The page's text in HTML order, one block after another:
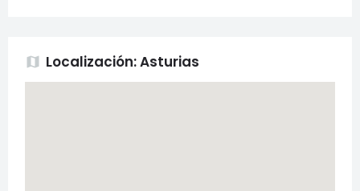
map Localización: Asturias